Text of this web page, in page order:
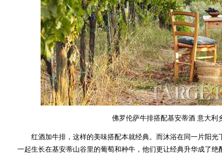
佛罗伦萨牛排搭配基安蒂酒 意大利
红酒加牛排，这样的美味搭配本就经典。而沐浴在同一片阳光
一起生长在基安蒂山谷里的葡萄和种牛，他们更让经典升华成了绝